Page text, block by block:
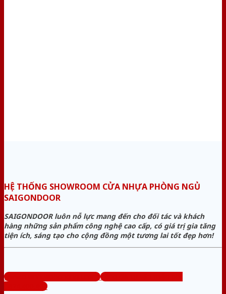
HỆ THỐNG SHOWROOM CỬA NHỰA PHÒNG NGỦ
SAIGONDOOR
SAIGONDOOR luôn nỗ lực mang đến cho đối tác và khách
hàng những sản phẩm công nghệ cao cấp, có giá trị gia tăng
tiện ích, sáng tạo cho cộng đồng một tương lai tốt đẹp hơn!
www.cuanhuaphongngu.com
Tổng đài tư vấn miễn phí:
0824.400.400